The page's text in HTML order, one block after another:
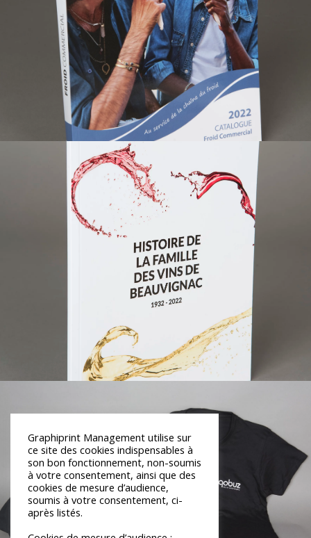
Graphiprint Management utilise sur
ce site des cookies indispensables à
son bon fonctionnement, non-soumis
à votre consentement, ainsi que des
cookies de mesure d’audience,
soumis à votre consentement, ci-
après listés.